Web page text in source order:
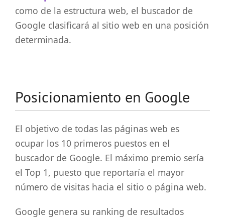
como de la estructura web, el buscador de
Google clasificará al sitio web en una posición
determinada.
Posicionamiento en Google
El objetivo de todas las páginas web es
ocupar los 10 primeros puestos en el
buscador de Google. El máximo premio sería
el Top 1, puesto que reportaría el mayor
número de visitas hacia el sitio o página web.
Google genera su ranking de resultados